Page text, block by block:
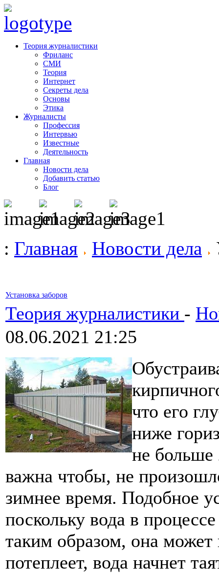
Теория журналистики
Фриланс
СМИ
Теория
Интернет
Секреты дела
Основы
Этика
Журналисты
Профессия
Интервью
Известные
Деятельность
Главная
Новости дела
Добавить статью
Блог
: Главная Новости дела
Установка заборов
Теория журналистики -
08.06.2021 21:25
что его
ниже
не больше
важна чтобы, не
зимнее время. Подобное
поскольку вода в
таким образом, она может
потеплеет, вода начнет